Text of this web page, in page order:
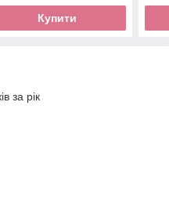
Купити
за рік